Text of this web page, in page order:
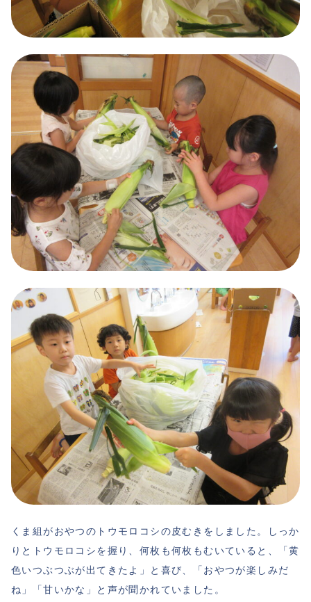
くま組がおやつのトウモロコシの皮むきをしました。しっか
りとトウモロコシを握り、何枚も何枚もむいていると、「黄
色いつぶつぶが出てきたよ」と喜び、「おやつが楽しみだ
ね」「甘いかな」と声が聞かれていました。